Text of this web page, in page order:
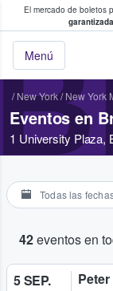
El mercado de boletos
Menú
fans
/ New York/ New York
Eventos en
1 University Plaza,
Todas las
42eventos en
5 SEP.